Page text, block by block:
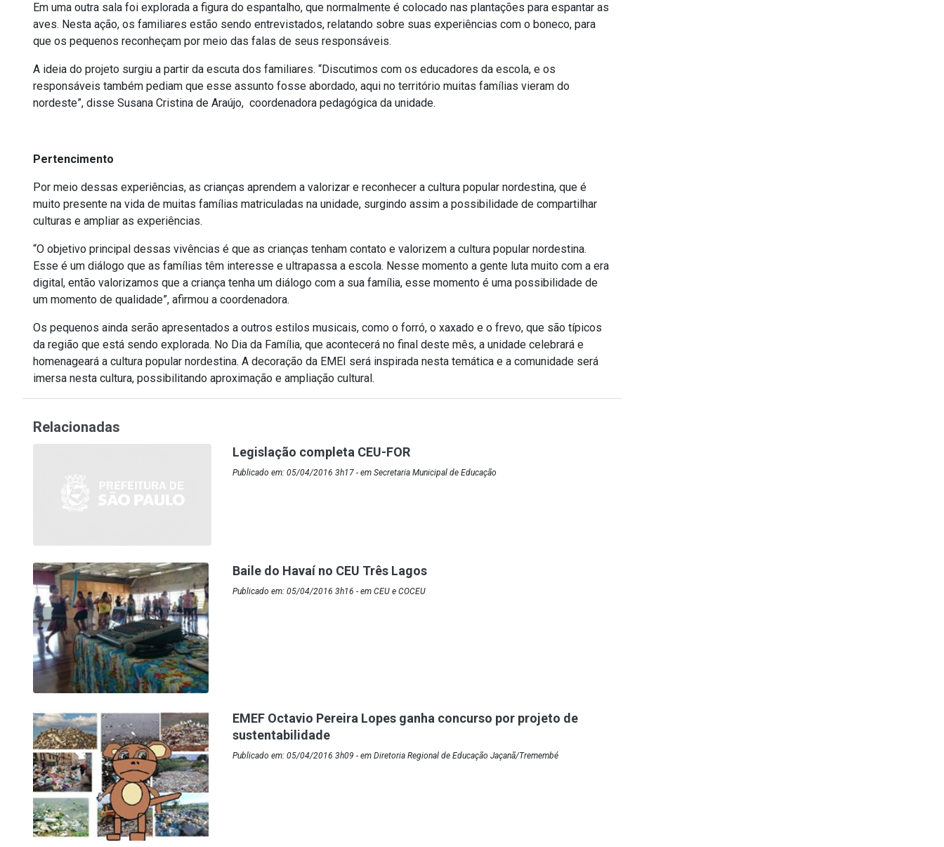
Em uma outra sala foi explorada a figura do espantalho, que normalmente é colocado nas plantações para espantar as
aves. Nesta ação, os familiares estão sendo entrevistados, relatando sobre suas experiências com o boneco, para
que os pequenos reconheçam por meio das falas de seus responsáveis.
A ideia do projeto surgiu a partir da escuta dos familiares. “Discutimos com os educadores da escola, e os
responsáveis também pediam que esse assunto fosse abordado, aqui no território muitas famílias vieram do
nordeste”, disse Susana Cristina de Araújo, coordenadora pedagógica da unidade.
Pertencimento
Por meio dessas experiências, as crianças aprendem a valorizar e reconhecer a cultura popular nordestina, que é
muito presente na vida de muitas famílias matriculadas na unidade, surgindo assim a possibilidade de compartilhar
culturas e ampliar as experiências.
“O objetivo principal dessas vivências é que as crianças tenham contato e valorizem a cultura popular nordestina.
Esse é um diálogo que as famílias têm interesse e ultrapassa a escola. Nesse momento a gente luta muito com a era
digital, então valorizamos que a criança tenha um diálogo com a sua família, esse momento é uma possibilidade de
um momento de qualidade”, afirmou a coordenadora.
Os pequenos ainda serão apresentados a outros estilos musicais, como o forró, o xaxado e o frevo, que são típicos
da região que está sendo explorada. No Dia da Família, que acontecerá no final deste mês, a unidade celebrará e
homenageará a cultura popular nordestina. A decoração da EMEI será inspirada nesta temática e a comunidade será
imersa nesta cultura, possibilitando aproximação e ampliação cultural.
Relacionadas
Legislação completa CEU-FOR
Publicado em: 05/04/2016 3h17 - em Secretaria Municipal de Educação
Baile do Havaí no CEU Três Lagos
Publicado em: 05/04/2016 3h16 - em CEU e COCEU
EMEF Octavio Pereira Lopes ganha concurso por projeto de
sustentabilidade
Publicado em: 05/04/2016 3h09 - em Diretoria Regional de Educação Jaçanã/Tremembé